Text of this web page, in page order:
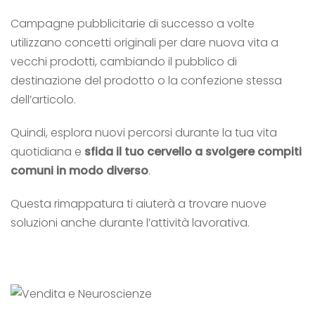
Campagne pubblicitarie di successo a volte
utilizzano concetti originali per dare nuova vita a
vecchi prodotti, cambiando il pubblico di
destinazione del prodotto o la confezione stessa
dell’articolo.
Quindi, esplora nuovi percorsi durante la tua vita
quotidiana e sfida il tuo cervello a svolgere compiti
comuni in modo diverso.
Questa rimappatura ti aiuterà a trovare nuove
soluzioni anche durante l’attività lavorativa.